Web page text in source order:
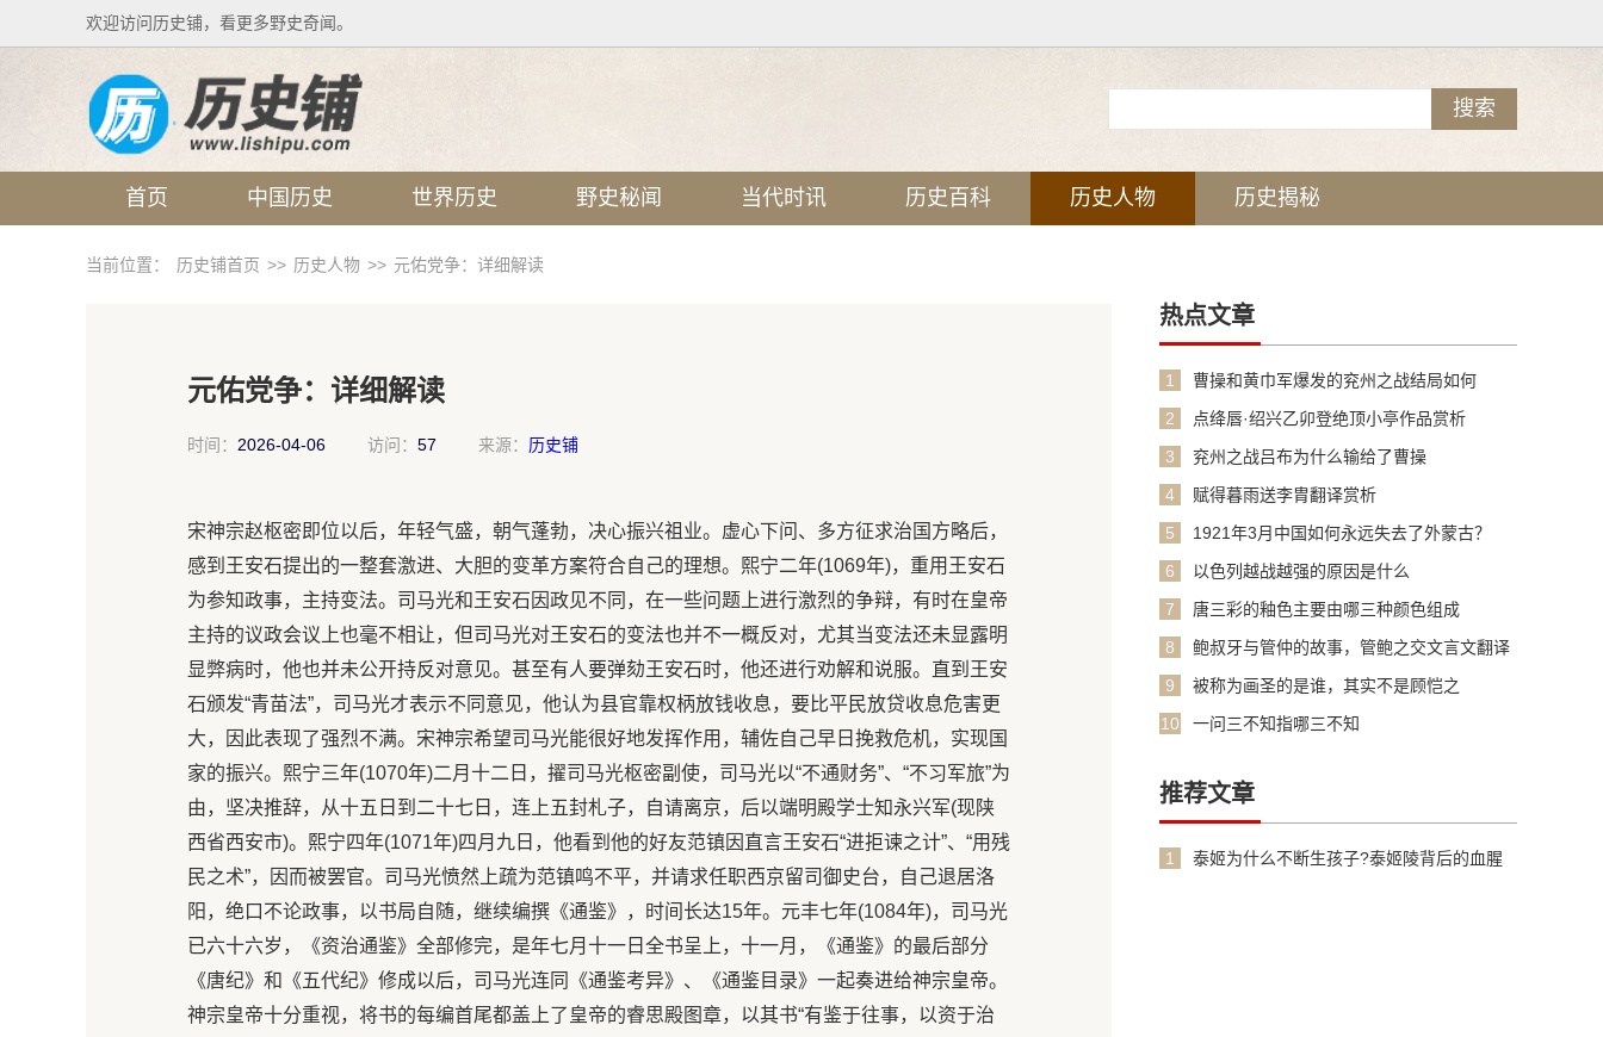
欢迎访问历史铺，看更多野史奇闻。
首页 中国历史 世界历史 野史秘闻 当代时讯 历史百科 历史人物 历史揭秘
当前位置： 历史铺首页 >> 历史人物 >> 元佑党争：详细解读
元佑党争：详细解读
时间： 2026-04-06 访问： 57 来源： 历史铺
宋神宗赵枢密即位以后，年轻气盛，朝气蓬勃，决心振兴祖业。虚心下问、多方征求治国方略后，
感到王安石提出的一整套激进、大胆的变革方案符合自己的理想。熙宁二年(1069年)，重用王安石
为参知政事，主持变法。司马光和王安石因政见不同，在一些问题上进行激烈的争辩，有时在皇帝
主持的议政会议上也毫不相让，但司马光对王安石的变法也并不一概反对，尤其当变法还未显露明
显弊病时，他也并未公开持反对意见。甚至有人要弹劾王安石时，他还进行劝解和说服。直到王安
石颁发“青苗法”，司马光才表示不同意见，他认为县官靠权柄放钱收息，要比平民放贷收息危害更
大，因此表现了强烈不满。宋神宗希望司马光能很好地发挥作用，辅佐自己早日挽救危机，实现国
家的振兴。熙宁三年(1070年)二月十二日，擢司马光枢密副使，司马光以“不通财务”、“不习军旅”为
由，坚决推辞，从十五日到二十七日，连上五封札子，自请离京，后以端明殿学士知永兴军(现陕
西省西安市)。熙宁四年(1071年)四月九日，他看到他的好友范镇因直言王安石“进拒谏之计”、“用残
民之术”，因而被罢官。司马光愤然上疏为范镇鸣不平，并请求任职西京留司御史台，自己退居洛
阳，绝口不论政事，以书局自随，继续编撰《通鉴》，时间长达15年。元丰七年(1084年)，司马光
已六十六岁，《资治通鉴》全部修完，是年七月十一日全书呈上，十一月，《通鉴》的最后部分
《唐纪》和《五代纪》修成以后，司马光连同《通鉴考异》、《通鉴目录》一起奏进给神宗皇帝。
神宗皇帝十分重视，将书的每编首尾都盖上了皇帝的睿思殿图章，以其书“有鉴于往事，以资于治
热点文章
1
曹操和黄巾军爆发的兖州之战结局如何
2
点绛唇·绍兴乙卯登绝顶小亭作品赏析
3
兖州之战吕布为什么输给了曹操
4
赋得暮雨送李胄翻译赏析
5
1921年3月中国如何永远失去了外蒙古？
6
以色列越战越强的原因是什么
7
唐三彩的釉色主要由哪三种颜色组成
8
鲍叔牙与管仲的故事，管鲍之交文言文翻译
9
被称为画圣的是谁，其实不是顾恺之
10
一问三不知指哪三不知
推荐文章
1
泰姬为什么不断生孩子?泰姬陵背后的血腥